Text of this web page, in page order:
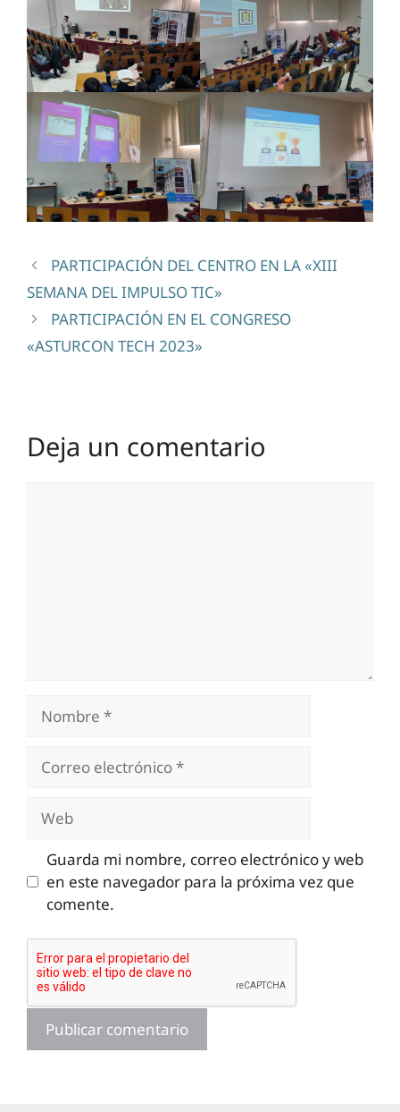
PARTICIPACIÓN DEL CENTRO EN LA «XIII
SEMANA DEL IMPULSO TIC»
PARTICIPACIÓN EN EL CONGRESO
«ASTURCON TECH 2023»
Deja un comentario
Nombre
Correo
electrónico
Guarda mi nombre, correo electrónico y web
en este navegador para la próxima vez que
comente.